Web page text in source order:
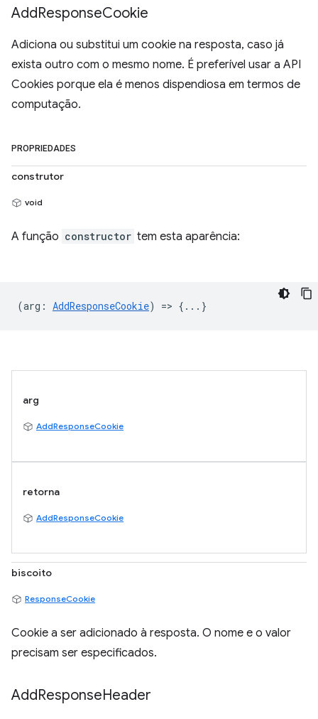
AddResponseCookie
Adiciona ou substitui um cookie na resposta, caso já
exista outro com o mesmo nome. É preferível usar a API
Cookies porque ela é menos dispendiosa em termos de
computação.
PROPRIEDADES
construtor
void
A função constructor tem esta aparência:
(arg : AddResponseCookie) => {...}
arg
AddResponseCookie
retorna
AddResponseCookie
biscoito
ResponseCookie
Cookie a ser adicionado à resposta. O nome e o valor
precisam ser especificados.
AddResponseHeader